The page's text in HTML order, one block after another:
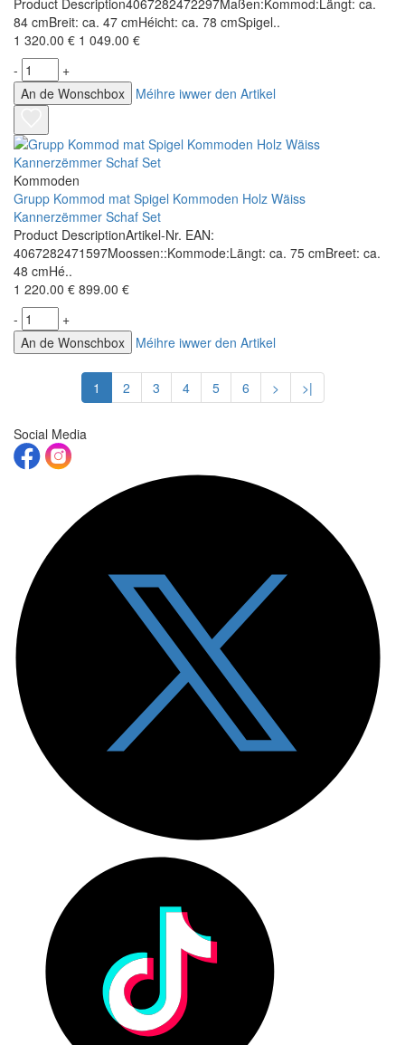
Product Description4067282472297Maßen:Kommod:Längt: ca.
84 cmBreit: ca. 47 cmHéicht: ca. 78 cmSpigel..
1 320.00 € 1 049.00 €
-
+
An de Wonschbox
Méihre iwwer den Artikel
Kommoden
Grupp Kommod mat Spigel Kommoden Holz Wäiss
Kannerzëmmer Schaf Set
Product DescriptionArtikel-Nr. EAN:
4067282471597Moossen::Kommode:Längt: ca. 75 cmBreet: ca.
48 cmHé..
1 220.00 € 899.00 €
-
+
An de Wonschbox
Méihre iwwer den Artikel
1 2 3 4 5 6 > >|
Social Media